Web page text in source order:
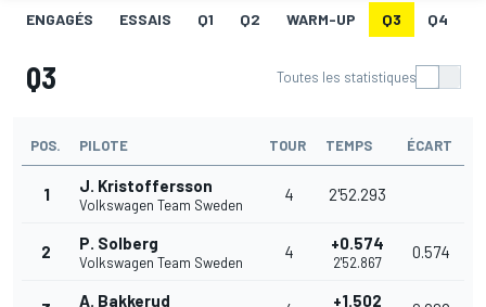
ENGAGÉS ESSAIS Q1 Q2 WARM-UP Q3 Q4
Q3 Toutes les statistiques
POS. PILOTE TOUR TEMPS ÉCART
1 J. Kristoffersson
Volkswagen Team Sweden
4 2'52.293
2 P. Solberg
Volkswagen Team Sweden
4 +0.574
2'52.867
0.574
A. Bakkerud +1.502